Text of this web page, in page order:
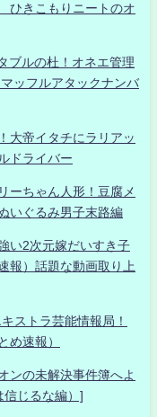
ひきこもりニートのオ
ブルの杜！オネエ管理
ッフルアタックナンバ
大帝イタチにラリアッ
ドライバー
ーちゃん人形！豆腐メ
いぐるみ男子末路編
い2次元嫁だいすき子
報）話題な動画取り上
ストラ芸能情報局！
め速報）
ンの未解決事件簿へよ
信じるな編）]